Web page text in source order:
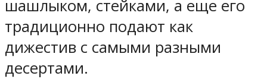
шашлыком, стейками, а еще его
традиционно подают как
дижестив с самыми разными
десертами.